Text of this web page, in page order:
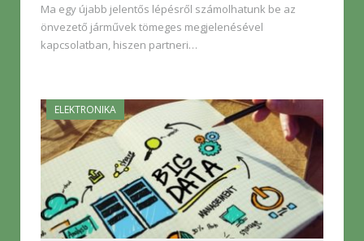
Ma egy újabb jelentős lépésről számolhatunk be az
önvezető járművek tömeges megjelenésével
kapcsolatban, hiszen partneri…
ELEKTRONIKA